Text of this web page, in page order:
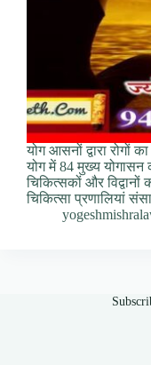
योग आसनों द्वारा रोगों
योग में 84 मुख्य
चिकित्सकों और
चिकित्सा प्रणालियां